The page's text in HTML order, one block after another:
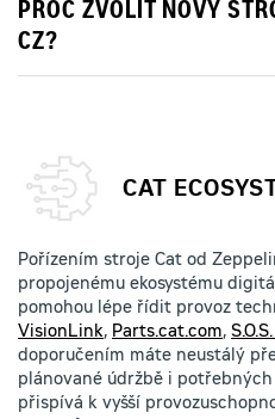
PROČ ZVOLIT NOVÝ
CZ?
CAT
Pořízením stroje Cat od
propojenému ekosystému
pomohou lépe řídit provoz
VisionLink, Parts.cat.com,
doporučením máte neustálý
plánované údržbě i
přispívá k vyšší